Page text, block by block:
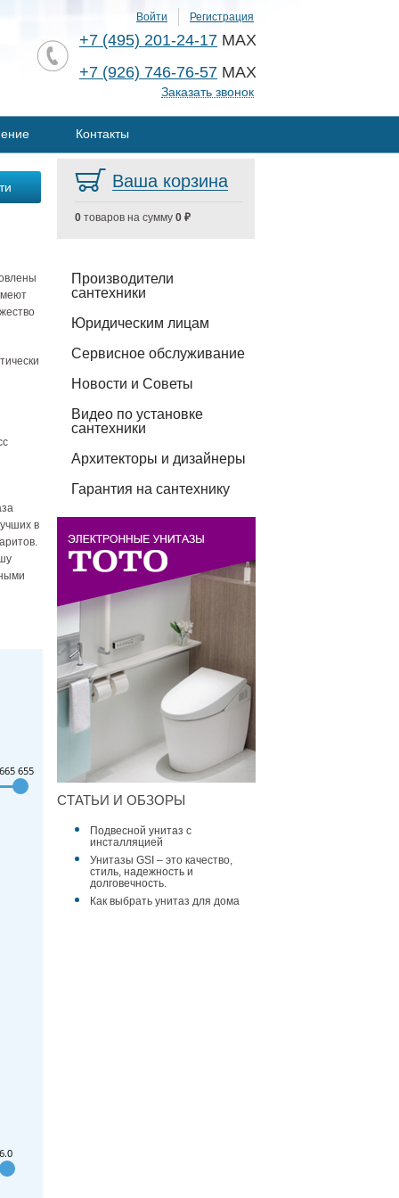
Войти Регистрация
+7 (495) 201-24-17 MAX
+7 (926) 746-76-57 MAX
Заказать звонок
Контакты
в
665 655
Ваша корзина
0 товаров на сумму 0 ₽
Производители
сантехники
Юридическим лицам
Сервисное обслуживание
Новости и Советы
Видео по установке
сантехники
Архитекторы и дизайнеры
Гарантия на сантехнику
СТАТЬИ И ОБЗОРЫ
Подвесной унитаз с
инсталляцией
Унитазы GSI – это качество,
стиль, надежность и
долговечность.
Как выбрать унитаз для дома